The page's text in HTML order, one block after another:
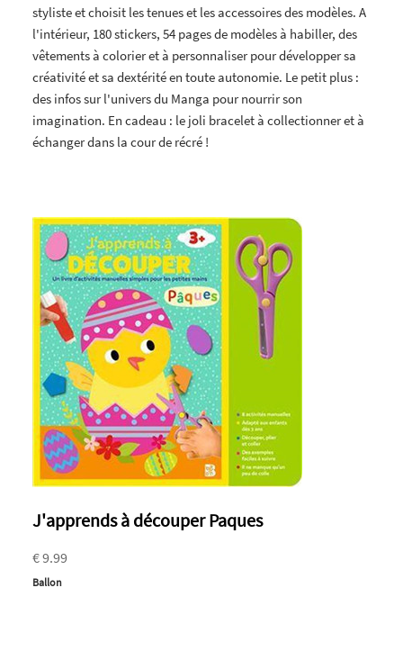
styliste et choisit les tenues et les accessoires des modèles. A
l'intérieur, 180 stickers, 54 pages de modèles à habiller, des
vêtements à colorier et à personnaliser pour développer sa
créativité et sa dextérité en toute autonomie. Le petit plus :
des infos sur l'univers du Manga pour nourrir son
imagination. En cadeau : le joli bracelet à collectionner et à
échanger dans la cour de récré !
J'apprends à découper Paques
€ 9.99
Ballon